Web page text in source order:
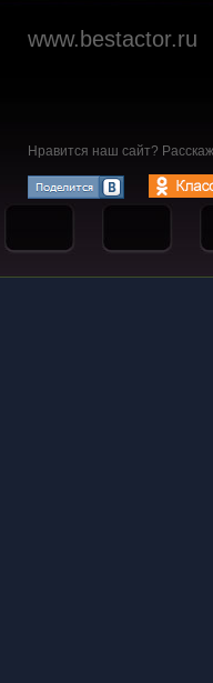
www.bestactor.ru
Нравится наш сайт?